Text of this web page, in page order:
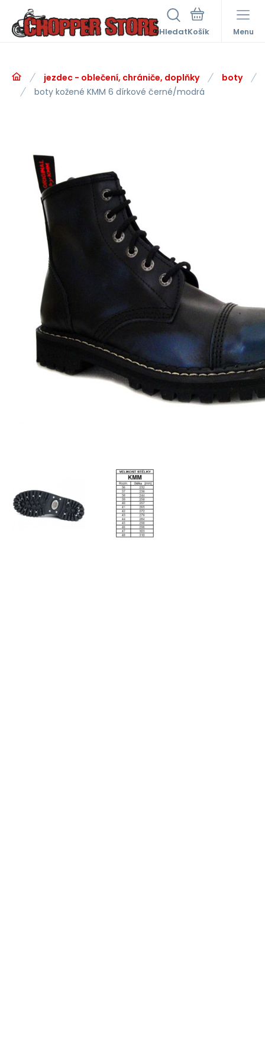
Hledat Menu
jezdec - oblečení, chrániče, doplňky
boty
boty kožené KMM 6 dírkové černé/modrá